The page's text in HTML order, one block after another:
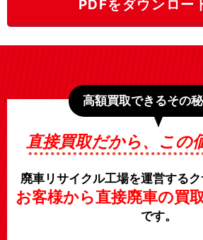
PDFをダウンロー
高額買取できるその
直接買取だから、この
廃車リサイクル工場を運営するク
お客様から直接廃車の買
です。